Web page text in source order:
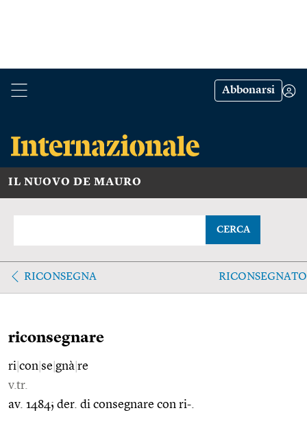
Abbonarsi
IL NUOVO DE MAURO
CERCA
RICONSEGNA RICONSEGNATO
riconsegnare
ri con se gnà re
v.tr.
av. 1484; der. di consegnare con ri-.